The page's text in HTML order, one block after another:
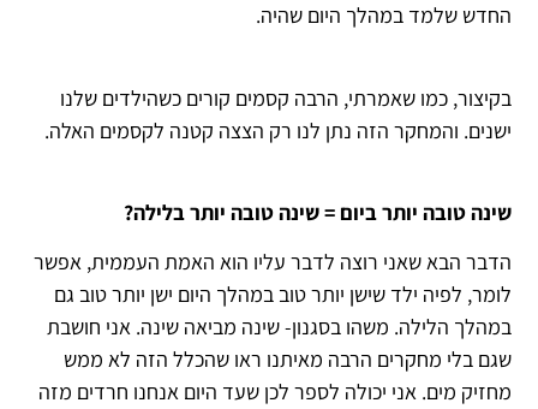
החדש שלמד במהלך היום שהיה.
בקיצור, כמו שאמרתי, הרבה קסמים קורים כשהילדים שלנו
ישנים. והמחקר הזה נתן לנו רק הצצה קטנה לקסמים האלה.
שינה טובה יותר ביום = שינה טובה יותר בלילה?
הדבר הבא שאני רוצה לדבר עליו הוא האמת העממית, אפשר
לומר, לפיה ילד שישן יותר טוב במהלך היום ישן יותר טוב גם
במהלך הלילה. משהו בסגנון- שינה מביאה שינה. אני חושבת
שגם בלי מחקרים הרבה מאיתנו ראו שהכלל הזה לא ממש
מחזיק מים. אני יכולה לספר לכן שעד היום אנחנו חרדים מזה